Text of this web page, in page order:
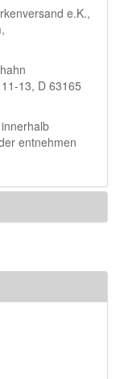
e.K.,
13, D 63165
entnehmen